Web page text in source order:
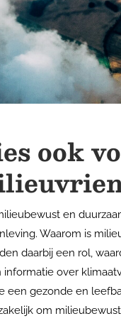
ook
en
Waarom is
daarbij een rol,
informatie over
een gezonde en
om